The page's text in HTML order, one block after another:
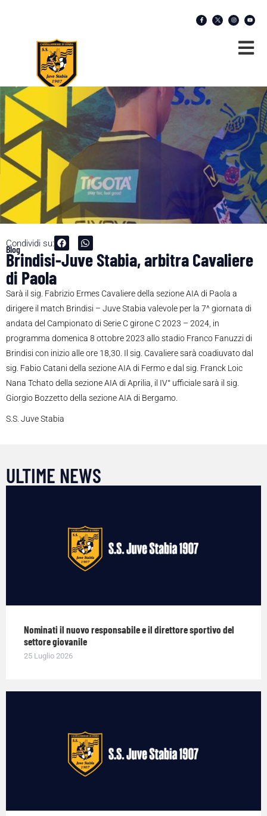
Condividi su:
Blog
Brindisi-Juve Stabia, arbitra Cavaliere
di Paola
Sarà il sig. Fabrizio Ermes Cavaliere della sezione AIA di Paola a
dirigere il match Brindisi – Juve Stabia valevole per la 7^ giornata di
andata del Campionato di Serie C girone C 2023 – 2024, in
programma domenica 8 ottobre 2023 allo stadio Franco Fanuzzi di
Brindisi con inizio alle ore 18,30. Il sig. Cavaliere sarà coadiuvato dal
sig. Fabio Catani della sezione AIA di Fermo e dal sig. Franck Loic
Nana Tchato della sezione AIA di Aprilia, il IV° ufficiale sarà il sig.
Giorgio Bozzetto della sezione AIA di Bergamo.
S.S. Juve Stabia
ULTIME NEWS
Nominati il nuovo responsabile e il direttore sportivo del
settore giovanile
25 Luglio 2026